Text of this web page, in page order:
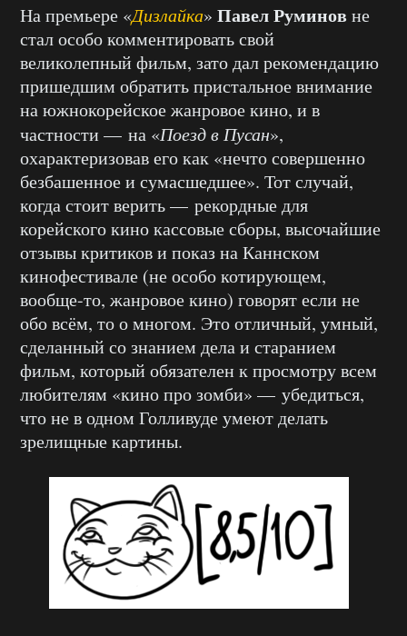
На премьере «Дизлайка» Павел Руминовне
стал особо комментировать свой
великолепный фильм, зато дал рекомендацию
пришедшим обратить пристальное внимание
на южнокорейское жанровое кино, и в
частности — на «Поезд в Пусан»,
охарактеризовав его как «нечто совершенно
безбашенное и сумасшедшее». Тот случай,
когда стоит верить — рекордные для
корейского кино кассовые сборы, высочайшие
отзывы критиков и показ на Каннском
кинофестивале (не особо котирующем,
вообще-то, жанровое кино) говорят если не
обо всём, то о многом. Это отличный, умный,
сделанный со знанием дела и старанием
фильм, который обязателен к просмотру всем
любителям «кино про зомби» — убедиться,
что не в одном Голливуде умеют делать
зрелищные картины.